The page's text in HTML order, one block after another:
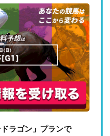
ラゴン」プランで